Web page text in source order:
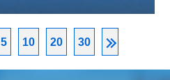
5 10 20 30